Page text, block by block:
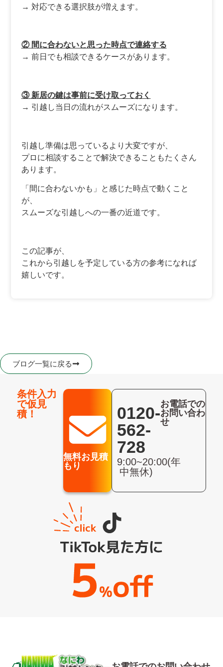
→ 対応できる選択肢が増えます。
② 間に合わないと思った時点で連絡する
→ 前日でも相談できるケースがあります。
③ 新居の鍵は事前に受け取っておく
→ 引越し当日の流れがスムーズになります。
引越し準備は思っているより大変ですが、
プロに相談することで解決できることもたくさん
あります。
「間に合わないかも」と感じた時点で動くこと
が、
スムーズな引越しへの一番の近道です。
この記事が、
これから引越しを予定している方の参考になれば
嬉しいです。
ブログ一覧に戻る
条件入力
で仮見
積！
無料お見積
もり
0120-
562-
728
9:00~20:00(年
中無休)
お電話での
お問い合わ
せ